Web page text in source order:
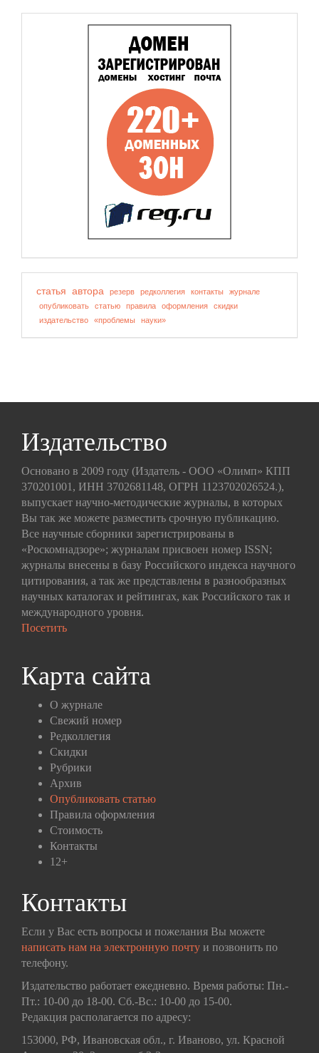
статья автора резерв редколлегия контакты
журнале
опубликовать
статью правила оформления
скидки
издательство
«проблемы науки»
Издательство
Основано в 2009 году (Издатель - ООО «Олимп» КПП
370201001, ИНН 3702681148, ОГРН 1123702026524.),
выпускает научно-методические журналы, в которых
Вы так же можете разместить срочную публикацию.
Все научные сборники зарегистрированы в
«Роскомнадзоре»; журналам присвоен номер ISSN;
журналы внесены в базу Российского индекса научного
цитирования, а так же представлены в разнообразных
научных каталогах и рейтингах, как Российского так и
международного уровня.
Посетить
Карта сайта
О журнале
Свежий номер
Редколлегия
Скидки
Рубрики
Архив
Опубликовать статью
Правила оформления
Стоимость
Контакты
12+
Контакты
Если у Вас есть вопросы и пожелания Вы можете
написать нам на электронную почту и позвонить по
телефону.
Издательство работает ежедневно. Время работы: Пн.-
Пт.: 10-00 до 18-00. Сб.-Вс.: 10-00 до 15-00.
Редакция располагается по адресу:
153000, РФ, Ивановская обл., г. Иваново, ул. Красной